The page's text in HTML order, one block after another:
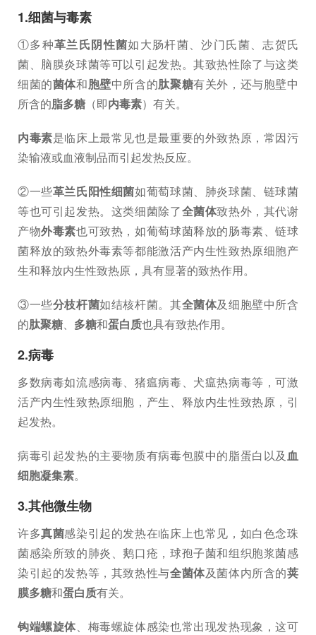
1.细菌与毒素
①多种革兰氏阴性菌如大肠杆菌、沙门氏菌、志贺氏
菌、脑膜炎球菌等可以引起发热。其致热性除了与这类
细菌的菌体和胞壁中所含的肽聚糖有关外，还与胞壁中
所含的脂多糖 （即内毒素）有关。
内毒素是临床上最常见也是最重要的外致热原，常因污
染输液或血液制品而引起发热反应。
②一些革兰氏阳性细菌如葡萄球菌、肺炎球菌、链球菌
等也可引起发热。这类细菌除了全菌体致热外，其代谢
产物外毒素也可致热，如葡萄球菌释放的肠毒素、链球
菌释放的致热外毒素等都能激活产内生性致热原细胞产
生和释放内生性致热原，具有显著的致热作用。
③一些分枝杆菌如结核杆菌。其全菌体及细胞壁中所含
的肽聚糖、 多糖和蛋白质也具有致热作用。
2.病毒
多数病毒如流感病毒、猪瘟病毒、犬瘟热病毒等，可激
活产内生性致热原细胞，产生、释放内生性致热原，引
起发热。
病毒引起发热的主要物质有病毒包膜中的脂蛋白以及血
细胞凝集素。
3.其他微生物
许多真菌感染引起的发热在临床上也常见，如白色念珠
菌感染所致的肺炎、鹅口疮，球孢子菌和组织胞浆菌感
染引起的发热等，其致热性与全菌体及菌体内所含的荚
膜多糖和蛋白质有关。
钩端螺旋体、梅毒螺旋体感染也常出现发热现象，这可